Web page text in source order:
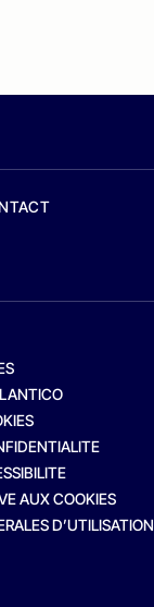
AUX COOKIES
D’UTILISATION